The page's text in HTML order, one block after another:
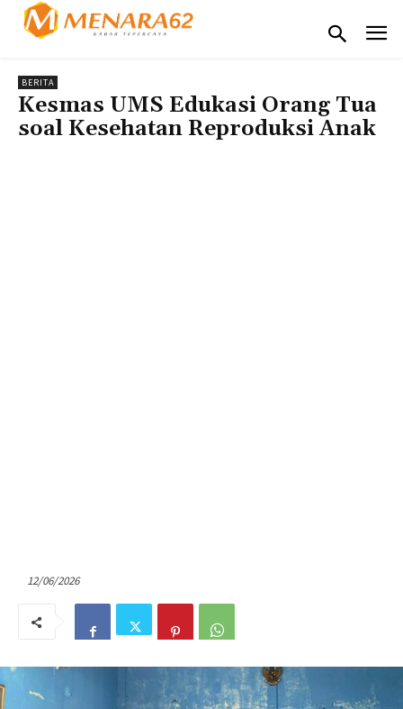
BERITA
Kesmas UMS Edukasi Orang Tua
soal Kesehatan Reproduksi Anak
12/06/2026